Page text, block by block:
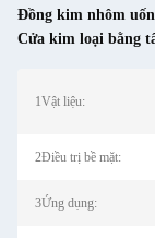
Đồng kim nhôm
Cửa kim loại bằng
1Vật liệu:
2Điều trị bề mặt:
3Ứng dụng: